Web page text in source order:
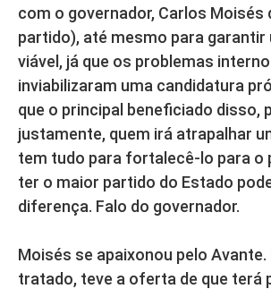
com o governador, Carlos Moisés
partido), até mesmo para garantir
viável, já que os problemas
inviabilizaram uma candidatura
que o principal beneficiado disso,
justamente, quem irá atrapalhar
tem tudo para fortalecê-lo para o
ter o maior partido do Estado
diferença. Falo do governador.
Moisés se apaixonou pelo Avante.
tratado, teve a oferta de que terá